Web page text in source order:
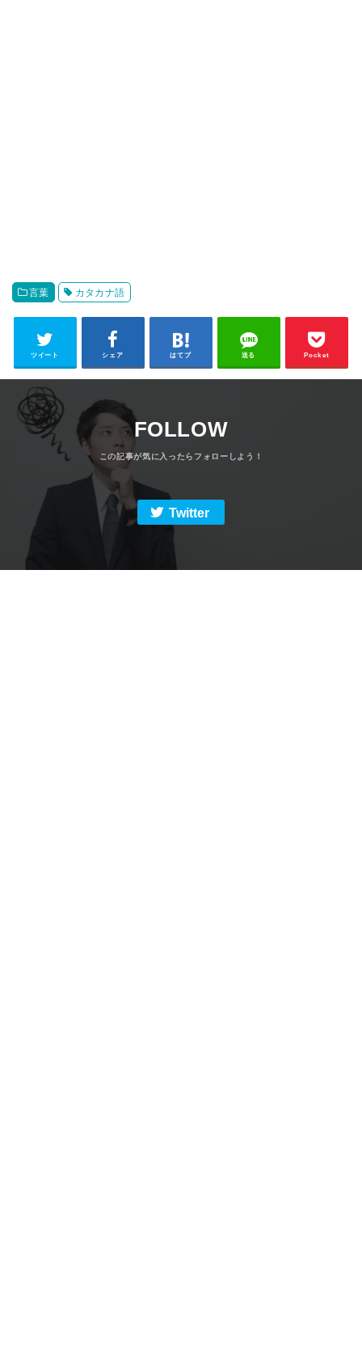
言葉 カタカナ語
ツイート シェア はてブ 送る Pocket
FOLLOW
Twitter